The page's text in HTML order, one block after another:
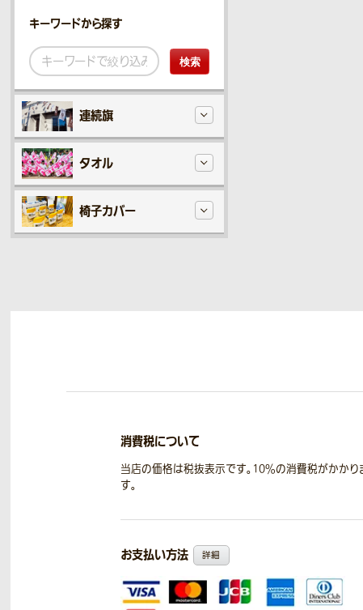
キーワードから探す
検索
連続旗
タオル
椅子カバー
消費税について
当店の価格は税抜表示です。10％の消費税がかかり
す。
お支払い方法 詳細